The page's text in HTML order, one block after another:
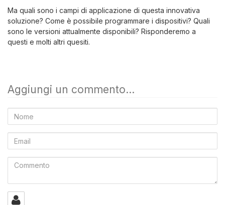
Ma quali sono i campi di applicazione di questa innovativa
soluzione? Come è possibile programmare i dispositivi? Quali
sono le versioni attualmente disponibili? Risponderemo a
questi e molti altri quesiti.
Aggiungi un commento...
Nome
Email
Commento